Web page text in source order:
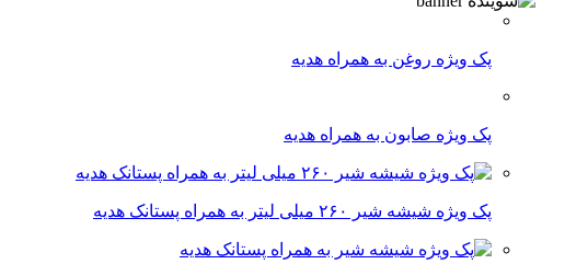
پک ویژه روغن به همراه هدیه
پک ویژه صابون به همراه هدیه
پک ویژه شیشه شیر ۲۶۰ میلی لیتر به همراه پستانک هدیه